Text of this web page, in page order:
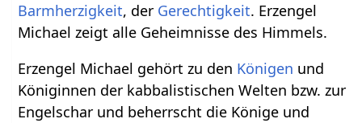
Barmherzigkeit, der Gerechtigkeit. Erzengel
Michael zeigt alle Geheimnisse des Himmels.
Erzengel Michael gehört zu den Königen und
Königinnen der kabbalistischen Welten bzw. zur
Engelschar und beherrscht die Könige und